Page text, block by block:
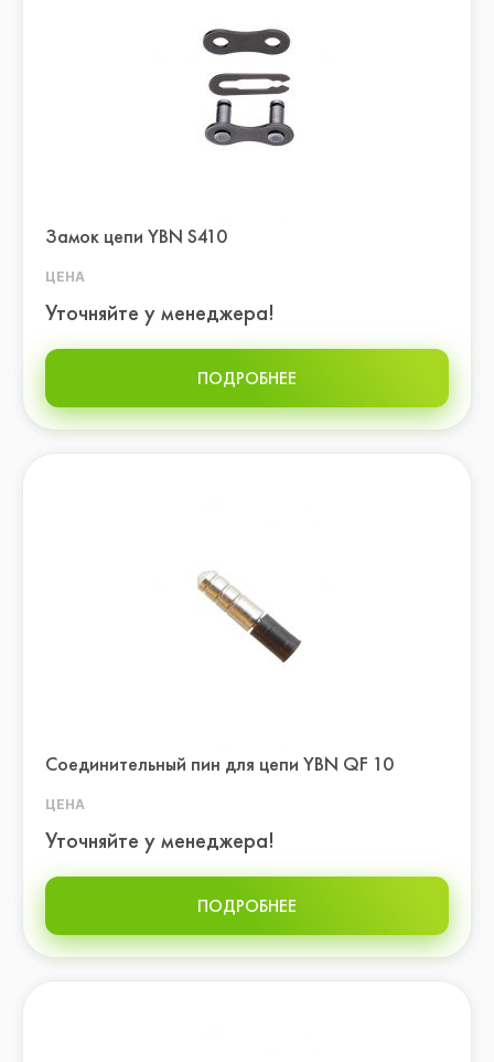
Замок цепи YBN S410
ЦЕНА
Уточняйте у менеджера!
ПОДРОБНЕЕ
Соединительный пин для цепи YBN QF 10
ЦЕНА
Уточняйте у менеджера!
ПОДРОБНЕЕ